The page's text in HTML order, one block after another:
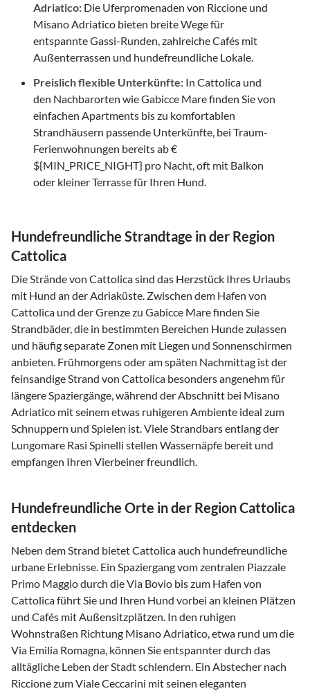
Adriatico: Die Uferpromenaden von Riccione und
Misano Adriatico bieten breite Wege für
entspannte Gassi-Runden, zahlreiche Cafés mit
Außenterrassen und hundefreundliche Lokale.
Preislich flexible Unterkünfte: In Cattolica und
den Nachbarorten wie Gabicce Mare finden Sie von
einfachen Apartments bis zu komfortablen
Strandhäusern passende Unterkünfte, bei Traum-
Ferienwohnungen bereits ab €
${MIN_PRICE_NIGHT} pro Nacht, oft mit Balkon
oder kleiner Terrasse für Ihren Hund.
Hundefreundliche Strandtage in der Region
Cattolica
Die Strände von Cattolica sind das Herzstück Ihres Urlaubs
mit Hund an der Adriaküste. Zwischen dem Hafen von
Cattolica und der Grenze zu Gabicce Mare finden Sie
Strandbäder, die in bestimmten Bereichen Hunde zulassen
und häufig separate Zonen mit Liegen und Sonnenschirmen
anbieten. Frühmorgens oder am späten Nachmittag ist der
feinsandige Strand von Cattolica besonders angenehm für
längere Spaziergänge, während der Abschnitt bei Misano
Adriatico mit seinem etwas ruhigeren Ambiente ideal zum
Schnuppern und Spielen ist. Viele Strandbars entlang der
Lungomare Rasi Spinelli stellen Wassernäpfe bereit und
empfangen Ihren Vierbeiner freundlich.
Hundefreundliche Orte in der Region Cattolica
entdecken
Neben dem Strand bietet Cattolica auch hundefreundliche
urbane Erlebnisse. Ein Spaziergang vom zentralen Piazzale
Primo Maggio durch die Via Bovio bis zum Hafen von
Cattolica führt Sie und Ihren Hund vorbei an kleinen Plätzen
und Cafés mit Außensitzplätzen. In den ruhigen
Wohnstraßen Richtung Misano Adriatico, etwa rund um die
Via Emilia Romagna, können Sie entspannter durch das
alltägliche Leben der Stadt schlendern. Ein Abstecher nach
Riccione zum Viale Ceccarini mit seinen eleganten